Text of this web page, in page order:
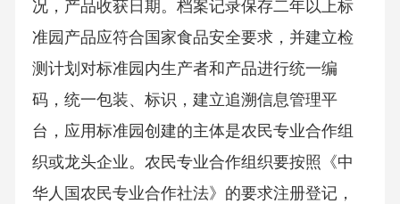
况，产品收获日期。档案记录保存二年以上标
准园产品应符合国家食品安全要求，并建立检
测计划对标准园内生产者和产品进行统一编
码，统一包装、标识，建立追溯信息管理平
台，应用标准园创建的主体是农民专业合作组
织或龙头企业。农民专业合作组织要按照《中
华人国农民专业合作社法》的要求注册登记，